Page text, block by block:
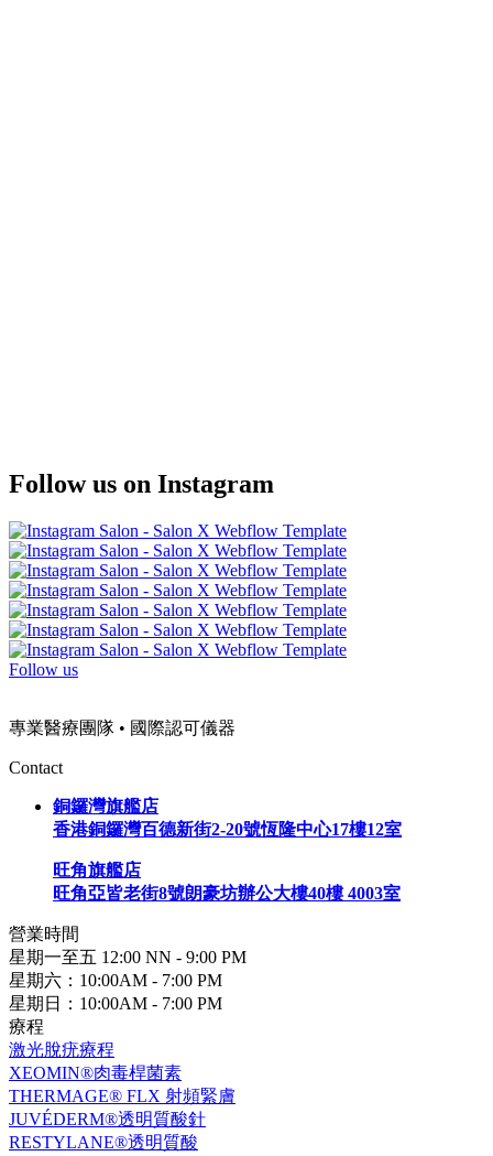
Follow us on Instagram
Follow us
專業醫療團隊 • 國際認可儀器
Contact
銅鑼灣旗艦店
香港銅鑼灣百德新街2-20號恆隆中心17樓12室
旺角旗艦店
旺角亞皆老街8號朗豪坊辦公大樓40樓 4003室
營業時間
星期一至五 12:00 NN - 9:00 PM
星期六：10:00AM - 7:00 PM
星期日：10:00AM - 7:00 PM
療程
激光脫疣療程
XEOMIN®肉毒桿菌素
THERMAGE® FLX 射頻緊膚
JUVÉDERM®透明質酸針
RESTYLANE®透明質酸